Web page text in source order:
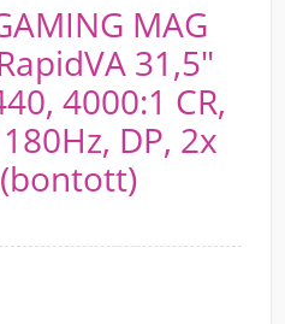
MAG
31,5"
4000:1 CR,
DP, 2x
(bontott)